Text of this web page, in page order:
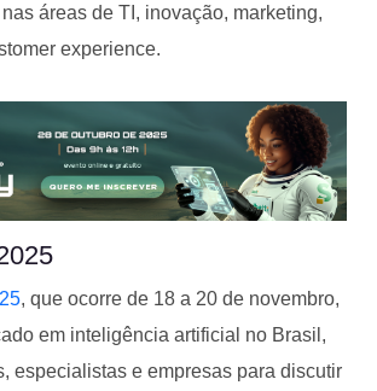
áreas de TI, inovação, marketing,
experience.
, que ocorre de 18 a 20 de novembro,
em inteligência artificial no Brasil,
especialistas e empresas para discutir